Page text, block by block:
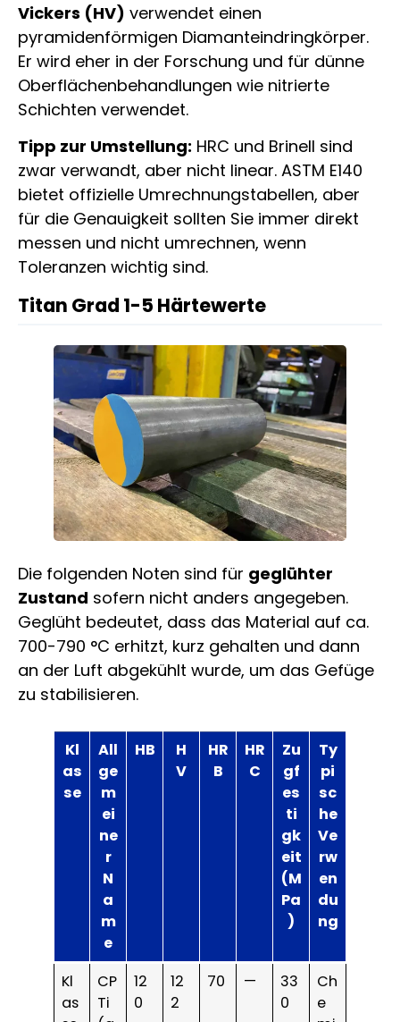
Vickers (HV) verwendet einen
pyramidenförmigen Diamanteindringkörper.
Er wird eher in der Forschung und für dünne
Oberflächenbehandlungen wie nitrierte
Schichten verwendet.
Tipp zur Umstellung: HRC und Brinell sind
zwar verwandt, aber nicht linear. ASTM E140
bietet offizielle Umrechnungstabellen, aber
für die Genauigkeit sollten Sie immer direkt
messen und nicht umrechnen, wenn
Toleranzen wichtig sind.
Titan Grad 1-5 Härtewerte
Die folgenden Noten sind für geglühter
Zustand sofern nicht anders angegeben.
Geglüht bedeutet, dass das Material auf ca.
700-790 °C erhitzt, kurz gehalten und dann
an der Luft abgekühlt wurde, um das Gefüge
zu stabilisieren.
Kl
as
se
All
ge
m
ei
ne
r
N
a
m
e
HB
H
V
HR
B
HR
C
Zu
gf
es
ti
gk
eit
(M
Pa
)
Ty
pi
sc
he
Ve
rw
en
du
ng
Kl
as
CP
Ti
12
0
12
2
70 —
33
0
Ch
e